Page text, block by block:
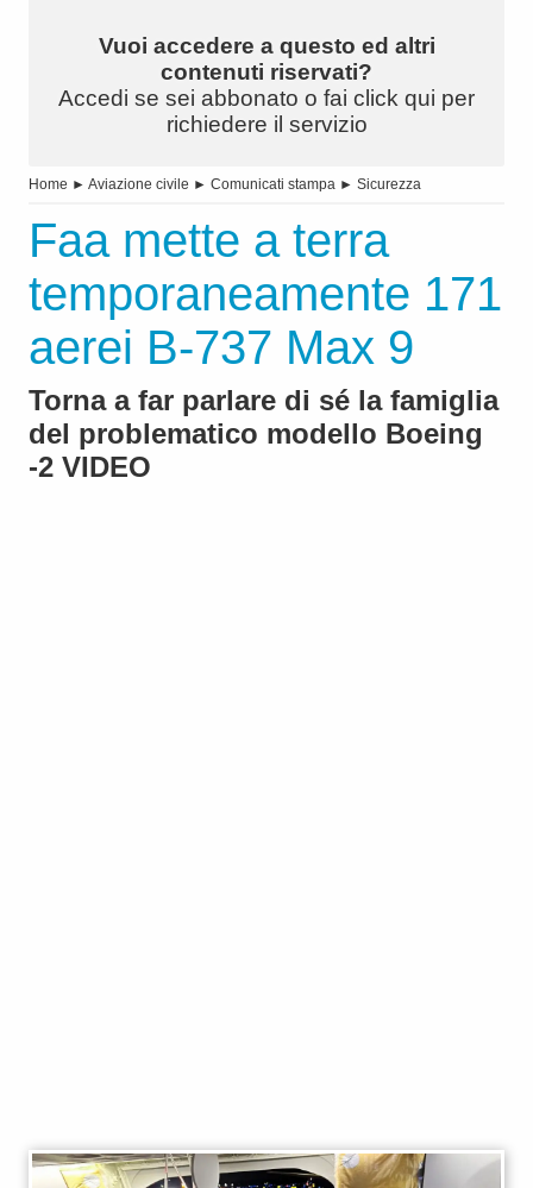
Vuoi accedere a questo ed altri
contenuti riservati?
Accedi se sei abbonato o fai click qui per
richiedere il servizio
Home ► Aviazione civile ► Comunicati stampa ► Sicurezza
Faa mette a terra
temporaneamente 171
aerei B-737 Max 9
Torna a far parlare di sé la famiglia
del problematico modello Boeing
-2 VIDEO